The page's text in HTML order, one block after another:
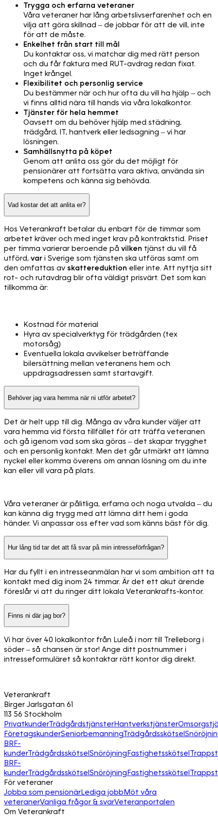
Trygga och erfarna veteraner
Våra veteraner har lång arbetslivserfarenhet och en
vilja att göra skillnad – de jobbar för att de vill, inte
för att de måste.
Enkelhet från start till mål
Du kontaktar oss, vi matchar dig med rätt person
och du får faktura med RUT-avdrag redan fixat.
Inget krångel.
Flexibilitet och personlig service
Du bestämmer när och hur ofta du vill ha hjälp – och
vi finns alltid nära till hands via våra lokalkontor.
Tjänster för hela hemmet
Oavsett om du behöver hjälp med städning,
trädgård, IT, hantverk eller ledsagning – vi har
lösningen.
Samhällsnytta på köpet
Genom att anlita oss gör du det möjligt för
pensionärer att fortsätta vara aktiva, använda sin
kompetens och känna sig behövda.
Vad kostar det att anlita er?
Hos Veterankraft betalar du enbart för de timmar som
arbetet kräver och med inget krav på kontraktstid. Priset
per timma varierar beroende på vilken tjänst du vill få
utförd, var i Sverige som tjänsten ska utföras samt om
den omfattas av skattereduktion eller inte. Att nyttja sitt
rot- och rutavdrag blir ofta väldigt prisvärt. Det som kan
tillkomma är:
Kostnad för material
Hyra av specialverktyg för trädgården (tex
motorsåg)
Eventuella lokala avvikelser beträffande
bilersättning mellan veteranens hem och
uppdragsadressen samt startavgift.
Behöver jag vara hemma när ni utför arbetet?
Det är helt upp till dig. Många av våra kunder väljer att
vara hemma vid första tillfället för att träffa veteranen
och gå igenom vad som ska göras – det skapar trygghet
och en personlig kontakt. Men det går utmärkt att lämna
nyckel eller komma överens om annan lösning om du inte
kan eller vill vara på plats.
Våra veteraner är pålitliga, erfarna och noga utvalda – du
kan känna dig trygg med att lämna ditt hem i goda
händer. Vi anpassar oss efter vad som känns bäst för dig.
Hur lång tid tar det att få svar på min intresseförfrågan?
Har du fyllt i en intresseanmälan har vi som ambition att ta
kontakt med dig inom 24 timmar. Är det ett akut ärende
föreslår vi att du ringer ditt lokala Veterankrafts-kontor.
Finns ni där jag bor?
Vi har över 40 lokalkontor från Luleå i norr till Trelleborg i
söder – så chansen är stor! Ange ditt postnummer i
intresseformuläret så kontaktar rätt kontor dig direkt.
Veterankraft
Birger Jarlsgatan 61
113 56 Stockholm
PrivatkunderTrädgårdstjänsterHantverkstjänster
FöretagskunderSeniorbemanningTrädgårdsskötsel
BRF-
kunderTrädgårdsskötsel Snöröjning Fastighetsskötsel
BRF-
kunderTrädgårdsskötsel Snöröjning Fastighetsskötsel
För veteraner
Jobba som pensionärLediga jobb Möt våra
veteranerVanliga frågor & svarVeteranportalen
Om Veterankraft